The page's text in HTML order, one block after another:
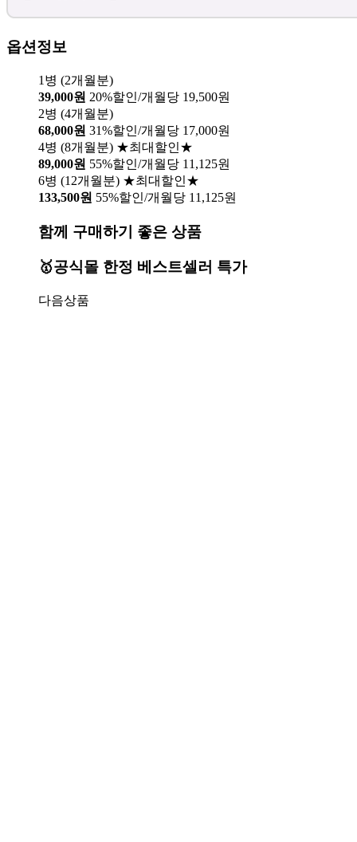
옵션정보
1병 (2개월분)
39,000원 20%할인/개월당 19,500원
2병 (4개월분)
68,000원 31%할인/개월당 17,000원
4병 (8개월분) ★최대할인★
89,000원 55%할인/개월당 11,125원
6병 (12개월분) ★최대할인★
133,500원 55%할인/개월당 11,125원
함께 구매하기 좋은 상품
🥇공식몰 한정 베스트셀러 특가
다음상품